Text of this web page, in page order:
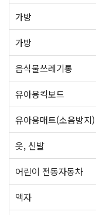
가방
가방
음식물쓰레기통
유아용킥보드
유아용매트(소음방지)
옷, 신발
어린이 전동자동차
액자